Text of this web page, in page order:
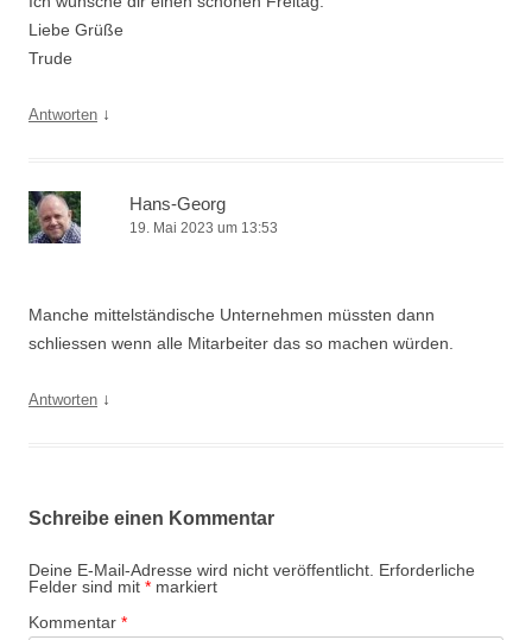
Liebe Grüße
Trude
Antworten ↓
Hans-Georg
19. Mai 2023 um 13:53
Manche mittelständische Unternehmen müssten dann
schliessen wenn alle Mitarbeiter das so machen würden.
Antworten ↓
Schreibe einen Kommentar
Deine E-Mail-Adresse wird nicht veröffentlicht. Erforderliche
Felder sind mit * markiert
Kommentar *